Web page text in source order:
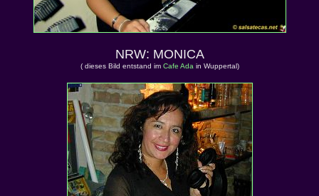
NRW: MONICA
( dieses Bild entstand im Cafe Ada in Wuppertal)